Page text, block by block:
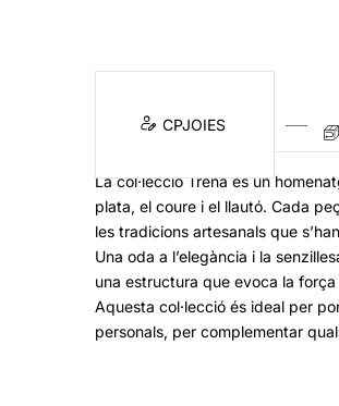
CPJOIES
La col·lecció Trena és un
plata, el coure i el llautó. Cada
les tradicions artesanals que
Una oda a l’elegància i la
una estructura que evoca la
Aquesta col·lecció és ideal per
personals, per complementar